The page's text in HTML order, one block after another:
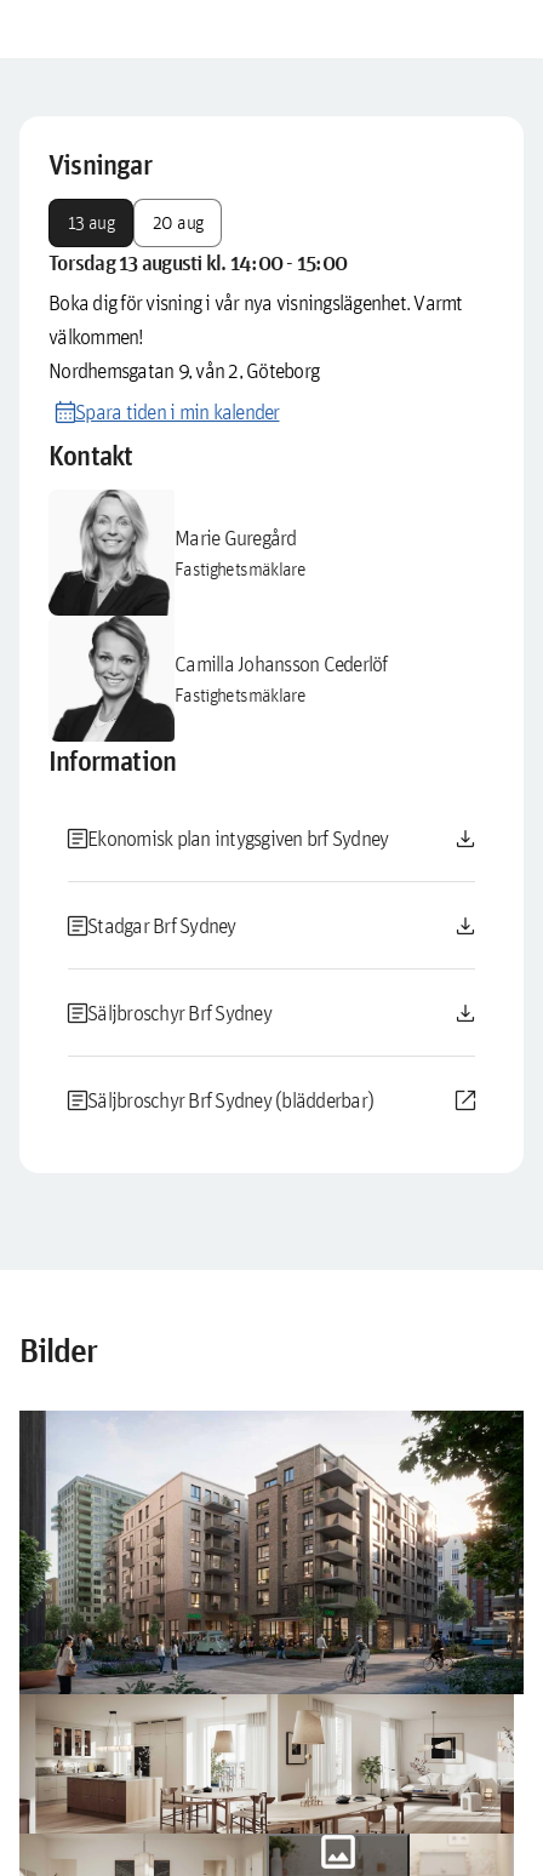
Visningar
13 aug 20 aug
Torsdag 13 augusti kl. 14:00 - 15:00
Boka dig för visning i vår nya visningslägenhet. Varmt
välkommen!
Nordhemsgatan 9, vån 2, Göteborg
calendar_monthSpara tiden i min kalender
Kontakt
Marie Guregård
Fastighetsmäklare
Camilla Johansson Cederlöf
Fastighetsmäklare
Information
articleEkonomisk plan intygsgiven brf Sydney download
articleStadgar Brf Sydney download
articleSäljbroschyr Brf Sydney download
articleSäljbroschyr Brf Sydney (blädderbar) open_in_new
Bilder
photo